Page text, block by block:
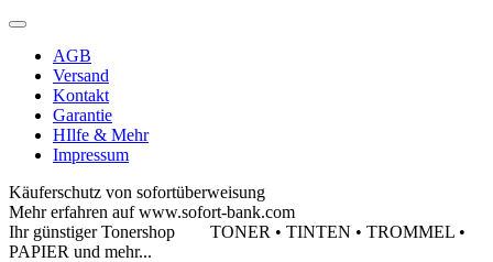
AGB
Versand
Kontakt
Garantie
HIlfe & Mehr
Impressum
Käuferschutz von sofortüberweisung
Mehr erfahren auf www.sofort-bank.com
Ihr günstiger Tonershop TONER • TINTEN • TROMMEL •
PAPIER und mehr...